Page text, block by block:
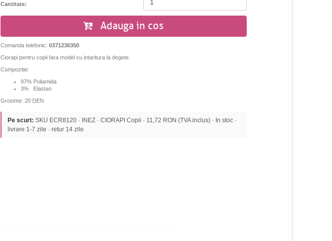
Cantitate:
Adauga in cos
Comanda telefonic: 0371236350
Ciorapi pentru copii fara model cu intaritura la degete.
Compozitie:
97% Poliamida
3% Elastan
Grosime: 20 DEN
Pe scurt: SKU ECR8120 · INEZ · CIORAPI Copii · 11,72 RON (TVA inclus) · In stoc ·
livrare 1-7 zile · retur 14 zile